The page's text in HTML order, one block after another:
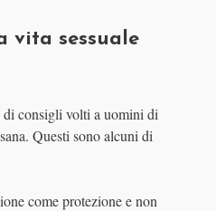
vita sessuale
di consigli volti a uomini di
Questi sono alcuni di
come protezione e non